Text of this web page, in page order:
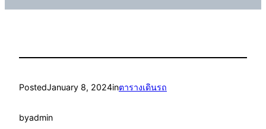
PostedJanuary 8, 2024inตารางเดินรถ
byadmin